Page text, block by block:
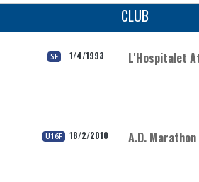
CLUB
SF 1/4/1993 L'Hospitalet
U16F 18/2/2010 A.D. Marathon